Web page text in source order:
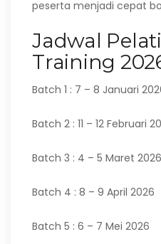
peserta menjadi cepat
Jadwal
Training
Batch 1 : 7 – 8 Januari
Batch 2 : 11 – 12 Februari
Batch 3 : 4 – 5 Maret 2026
Batch 4 : 8 – 9 April 2026
Batch 5 : 6 – 7 Mei 2026